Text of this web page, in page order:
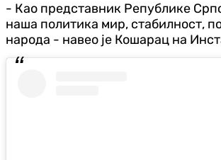
- Као представник Републике
наша политика мир, стабилност,
народа - навео је Кошарац на